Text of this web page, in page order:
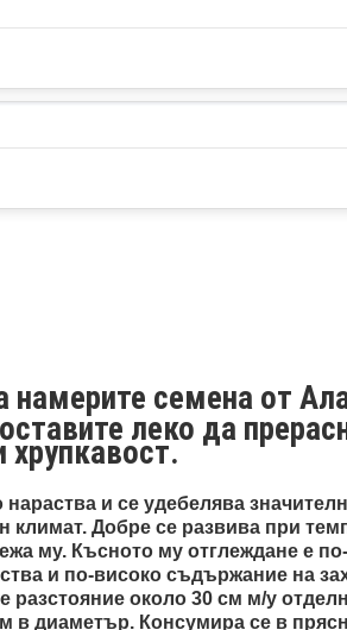
семена от
леко да
хрупкавост.
и се удебелява
климат. Добре се развива при
му. Късното му отглеждане е по-
и по-високо съдържание на
разстояние около 30 см м/у
в диаметър. Консумира се в